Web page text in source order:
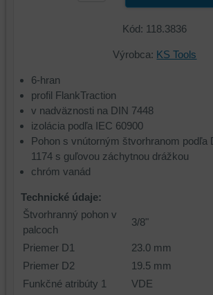
Kód: 118.3836
Výrobca: KS Tools
6-hran
profil FlankTraction
v nadväznosti na DIN 7448
izolácia podľa IEC 60900
Pohon s vnútorným štvorhranom podľa
1174 s guľovou záchytnou drážkou
chróm vanád
Technické údaje:
Štvorhranný pohon v
palcoch
3/8"
Priemer D1
23.0 mm
Priemer D2
19.5 mm
Funkčné atribúty 1
VDE